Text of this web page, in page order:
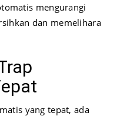
mengurangi
dan memelihara
yang tepat, ada